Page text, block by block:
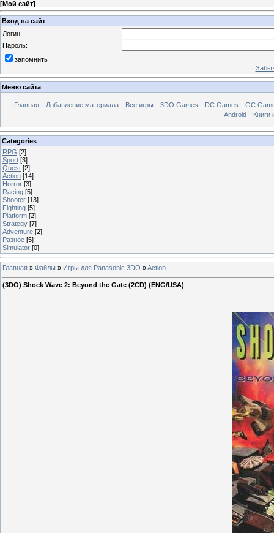
[Мой сайт]
Вход на сайт
Логин:
Пароль:
запомнить
Меню сайта
Главная Добавление материала Все игры 3DO Games DC Games
GC
Android
Книги
Categories
RPG [2]
Sport [3]
Quest [2]
Action [14]
Horror [3]
Racing [5]
Shooter [13]
Fighting [5]
Platform [2]
Strategy [7]
Adventure [2]
Разное [5]
Simulator [0]
Главная » Файлы » Игры для Panasonic 3DO »Action
(3DO) Shock Wave 2: Beyond the Gate (2CD) (ENG/USA)